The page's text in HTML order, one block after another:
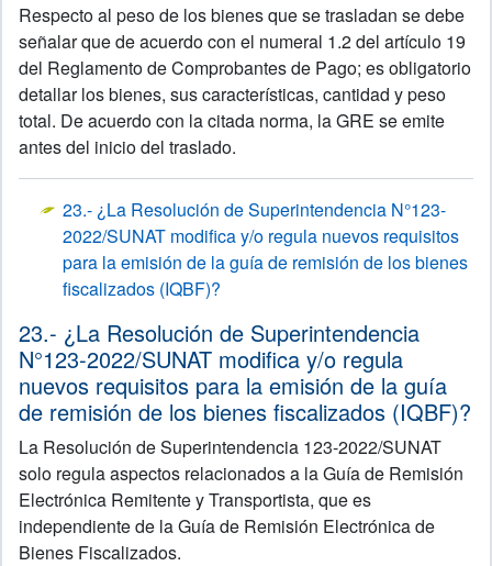
Respecto al peso de los bienes que se trasladan se debe
señalar que de acuerdo con el numeral 1.2 del artículo 19
del Reglamento de Comprobantes de Pago; es obligatorio
detallar los bienes, sus características, cantidad y peso
total. De acuerdo con la citada norma, la GRE se emite
antes del inicio del traslado.
23.- ¿La Resolución de Superintendencia N°123-
2022/SUNAT modifica y/o regula nuevos requisitos
para la emisión de la guía de remisión de los bienes
fiscalizados (IQBF)?
23.- ¿La Resolución de Superintendencia
N°123-2022/SUNAT modifica y/o regula
nuevos requisitos para la emisión de la guía
de remisión de los bienes fiscalizados (IQBF)?
La Resolución deSuperintendencia 123-2022/SUNAT
solo regula aspectos relacionados a la Guía de Remisión
Electrónica Remitente y Transportista, que es
independientede la Guía de Remisión Electrónica de
Bienes Fiscalizados.